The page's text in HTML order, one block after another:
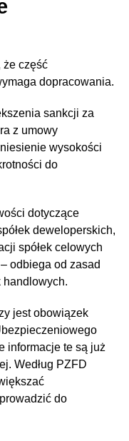
że część
dopracowania.
sankcji za
z umowy
wysokości
do
dotyczące
deweloperskich,
spółek celowych
odbiega od zasad
handlowych.
jest obowiązek
informacje te są już
Według PZFD
do